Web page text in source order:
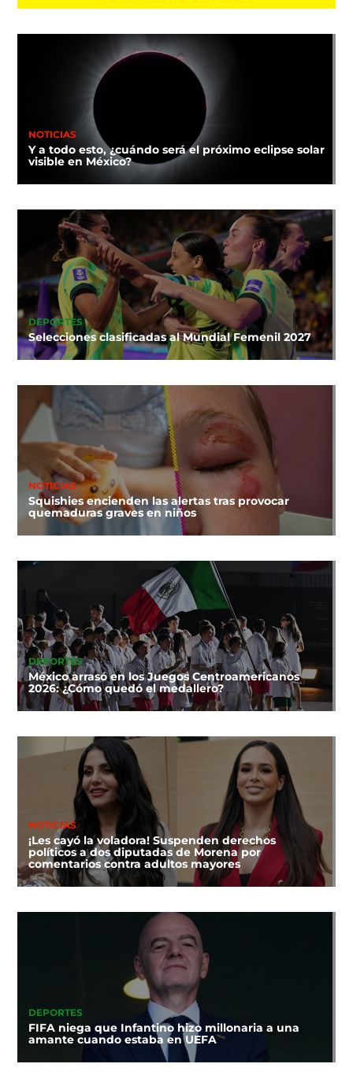
NOTICIAS
Y a todo esto, ¿cuándo será el próximo eclipse solar
visible en México?
DEPORTES
Selecciones clasificadas al Mundial Femenil 2027
NOTICIAS
Squishies encienden las alertas tras provocar
quemaduras graves en niños
DEPORTES
México arrasó en los Juegos Centroamericanos
2026: ¿Cómo quedó el medallero?
NOTICIAS
¡Les cayó la voladora! Suspenden derechos
políticos a dos diputadas de Morena por
comentarios contra adultos mayores
DEPORTES
FIFA niega que Infantino hizo millonaria a una
amante cuando estaba en UEFA